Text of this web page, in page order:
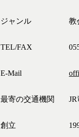
ジャンル 教
TEL/FAX
E-Mail
最寄の交通機関
創立